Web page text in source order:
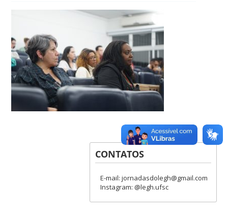
CONTATOS
E-mail: jornadasdolegh@gmail.com
Instagram: @legh.ufsc